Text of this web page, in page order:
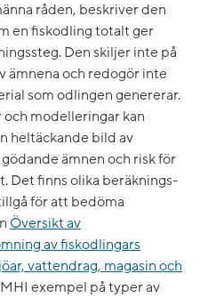
råden, beskriver den
en fiskodling totalt ger
Den skiljer inte på
ämnena och redogör inte
som odlingen genererar.
modelleringar kan
heltäckande bild av
ämnen och risk för
Det finns olika beräknings-
för att bedöma
Översikt av
av fiskodlingars
vattendrag, magasin och
exempel på typer av